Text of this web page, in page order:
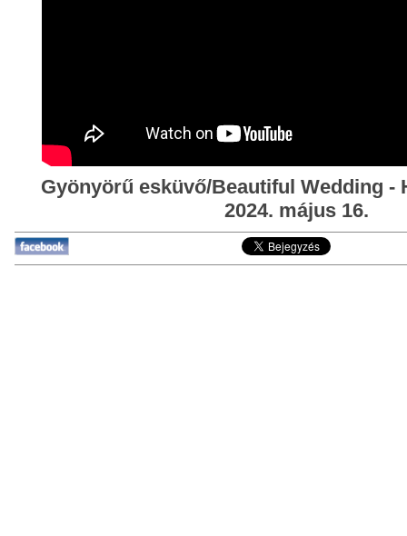
Gyönyörű esküvő/Beautiful Wedding -
2024. május 16.